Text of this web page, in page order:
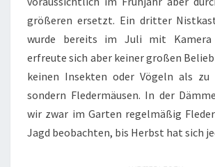
größeren ersetzt. Ein dritter
wurde bereits im Juli mit Kamera
erfreute sich aber keiner großen
keinen Insekten oder Vögeln als zu
sondern Fledermäusen. In der
wir zwar im Garten regelmäßig
Jagd beobachten, bis Herbst hat sich